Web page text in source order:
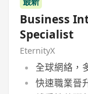
Business
Specialist
EternityX
全球網絡，
快速職業晉